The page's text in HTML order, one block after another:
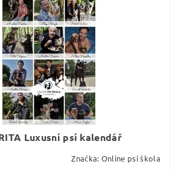
Luxusní psí kalendář
Značka: Online psí škola